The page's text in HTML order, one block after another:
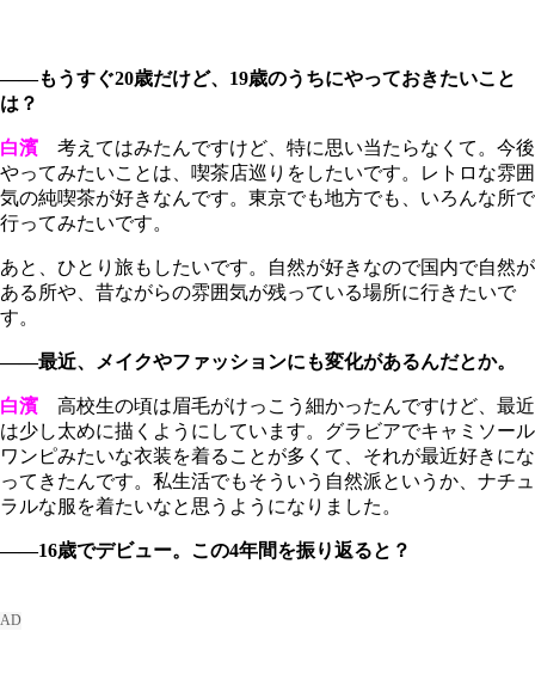
――もうすぐ20歳だけど、19歳のうちにやっておきたいこと
は？
白濱 考えてはみたんですけど、特に思い当たらなくて。今後
やってみたいことは、喫茶店巡りをしたいです。レトロな雰囲
気の純喫茶が好きなんです。東京でも地方でも、いろんな所で
行ってみたいです。
あと、ひとり旅もしたいです。自然が好きなので国内で自然が
ある所や、昔ながらの雰囲気が残っている場所に行きたいで
す。
――最近、メイクやファッションにも変化があるんだとか。
白濱 高校生の頃は眉毛がけっこう細かったんですけど、最近
は少し太めに描くようにしています。グラビアでキャミソール
ワンピみたいな衣装を着ることが多くて、それが最近好きにな
ってきたんです。私生活でもそういう自然派というか、ナチュ
ラルな服を着たいなと思うようになりました。
――16歳でデビュー。この4年間を振り返ると？